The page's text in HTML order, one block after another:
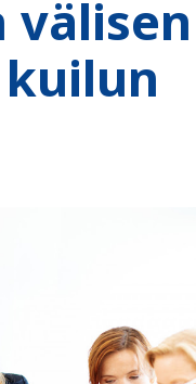
välisen